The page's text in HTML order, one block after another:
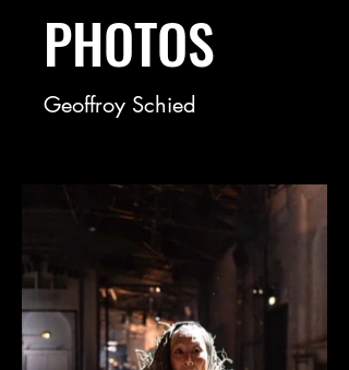
PHOTOS
Geoffroy Schied